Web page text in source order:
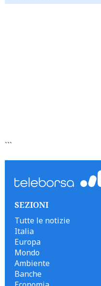
```
SEZIONI
Tutte le notizie
Italia
Europa
Mondo
Ambiente
Banche